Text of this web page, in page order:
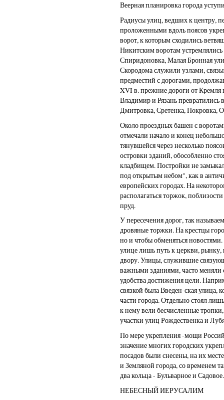
Веерная планировка города
Радиусы улиц, ведших к центру,
проложенными вдоль поясов
ворот, к которым сходились
Никитским воротам
Спиридоновка, Малая Бронная
Скородома служили узлами,
предместий с дорогами,
XVI в. прежние дороги от Кремля
Владимир и Рязань превратились
Дмитровка, Сретенка, Покровка,
Около проездных башен с
отмечали начало и конец
тянувшейся через несколько
островки зданий, обособленно
кладбищем. Постройки не
под открытым небом", как в
европейских городах. На
располагаться торжок,
пруд.
У пересечения дорог, так
дровяные торжки. На крестцы
но и чтобы обменяться
улице лишь путь к церкви,
двору. Улицы, служившие
важными зданиями, часто меняли
удобства достижения цели.
связкой была Введен-ская улица,
части города. Отдельно стоял
к нему вели бесчисленные
участки улиц Рождественка и
По мере укрепления -мощи
значение многих городских
посадов были снесены, на их
и Земляной города, со временем
два кольца - Бульварное и Садовое.
НЕБЕСНЫЙ ИЕРУСАЛИМ